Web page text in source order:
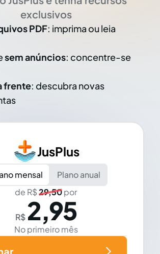
exclusivos
PDF: imprima ou leia
sem anúncios: concentre-se
frente: descubra novas
JusPlus
mensal
Plano anual
de R$29,50por
R$ 2,95
No primeiro mês